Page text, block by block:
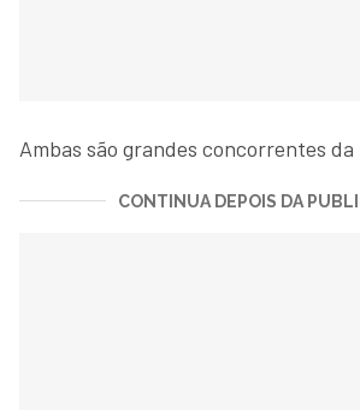
Ambas são grandes concorrentes
CONTINUA DEPOIS DA